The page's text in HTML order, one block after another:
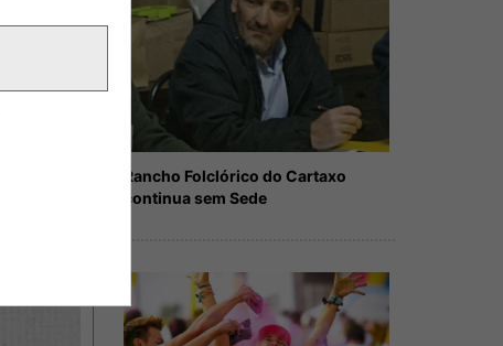
Rancho Folclórico do Cartaxo
continua sem Sede